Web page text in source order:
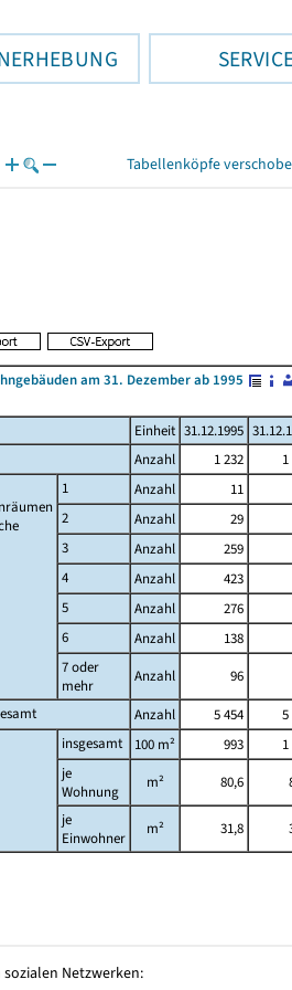
Tabellenköpfe
am 31. Dezember ab 1995
Einheit 31.12.1995
Anzahl 1 232
1 Anzahl
11
2
Anzahl
29
3
Anzahl
259
4
Anzahl
423
5
Anzahl
276
6
Anzahl
138
7 oder
mehr
Anzahl
96
Anzahl 5 454
5
insgesamt 100 m² 993
je
Wohnung
m² 80,6
je
Einwohner
m² 31,8
Netzwerken: